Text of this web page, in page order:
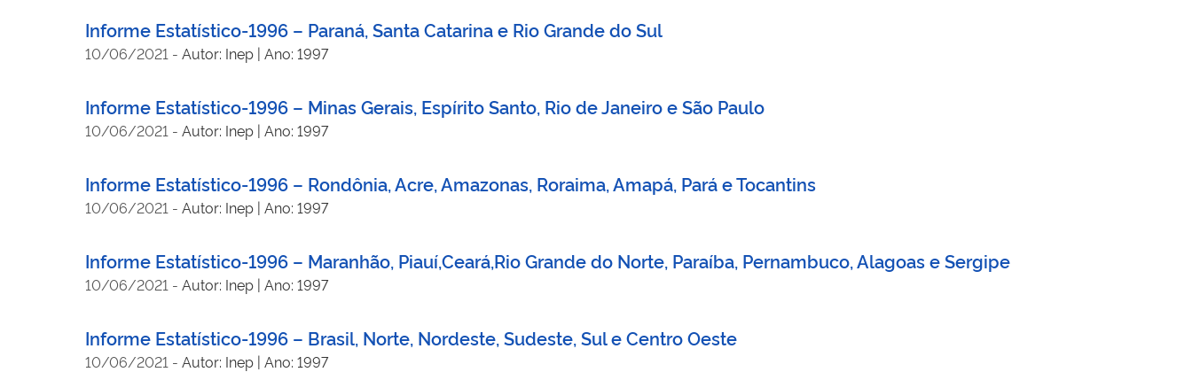
Informe Estatístico-1996 – Paraná, Santa Catarina e Rio Grande do Sul
10/06/2021 - Autor: Inep | Ano: 1997
Informe Estatístico-1996 – Minas Gerais, Espírito Santo, Rio de Janeiro e São Paulo
10/06/2021 - Autor: Inep | Ano: 1997
Informe Estatístico-1996 – Rondônia, Acre, Amazonas, Roraima, Amapá, Pará e Tocantins
10/06/2021 - Autor: Inep | Ano: 1997
Informe Estatístico-1996 – Maranhão, Piauí,Ceará,Rio Grande do Norte, Paraíba, Pernambuco, Alagoas e Sergipe
10/06/2021 - Autor: Inep | Ano: 1997
Informe Estatístico-1996 – Brasil, Norte, Nordeste, Sudeste, Sul e Centro Oeste
10/06/2021 - Autor: Inep | Ano: 1997